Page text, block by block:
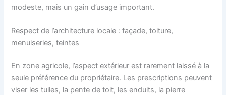
modeste, mais un gain d’usage important.
Respect de l’architecture locale : façade, toiture,
menuiseries, teintes
En zone agricole, l’aspect extérieur est rarement laissé à la
seule préférence du propriétaire. Les prescriptions peuvent
viser les tuiles, la pente de toit, les enduits, la pierre